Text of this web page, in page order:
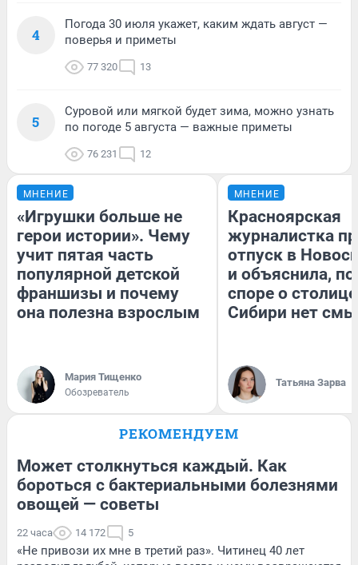
4
Погода 30 июля укажет, каким ждать август —
поверья и приметы
77 320 13
5
Суровой или мягкой будет зима, можно узнать
по погоде 5 августа — важные приметы
76 231 12
МНЕНИЕ
«Игрушки больше не
герои истории». Чему
учит пятая часть
популярной детской
франшизы и почему
она полезна взрослым
Мария Тищенко
Обозреватель
МНЕНИЕ
Красноярская
журналистка
отпуск в
и объяснила,
споре о столице
Сибири нет
Татьяна Зарва
РЕКОМЕНДУЕМ
Может столкнуться каждый. Как
бороться с бактериальными болезнями
овощей — советы
22 часа 14 172 5
«Не привози их мне в третий раз». Читинец 40 лет